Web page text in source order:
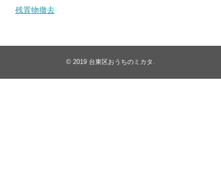
残置物撤去
© 2019 台東区おうちのミカタ .